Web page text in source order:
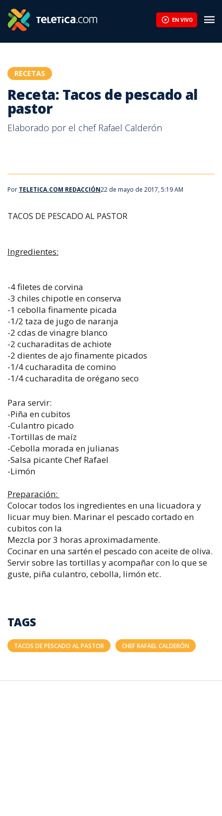
EN VIVO
RECETAS
Receta: Tacos de pescado al
pastor
Elaborado por el chef Rafael Calderón
Por TELETICA.COM REDACCIÓN22 de mayo de 2017, 5:19 AM
TACOS DE PESCADO AL PASTOR
Ingredientes:
-4 filetes de corvina
-3 chiles chipotle en conserva
-1 cebolla finamente picada
-1/2 taza de jugo de naranja
-2 cdas de vinagre blanco
-2 cucharaditas de achiote
-2 dientes de ajo finamente picados
-1/4 cucharadita de comino
-1/4 cucharadita de orégano seco
Para servir:
-Piña en cubitos
-Culantro picado
-Tortillas de maíz
-Cebolla morada en julianas
-Salsa picante Chef Rafael
-Limón
Preparación:
Colocar todos los ingredientes en una licuadora y
licuar muy bien. Marinar el pescado cortado en
cubitos con la
Mezcla por 3 horas aproximadamente.
Cocinar en una sartén el pescado con aceite de oliva.
Servir sobre las tortillas y acompañar con lo que se
guste, piña culantro, cebolla, limón etc.
TAGS
TACOS DE PESCADO AL PASTOR CHEF RAFAEL CALDERÓN